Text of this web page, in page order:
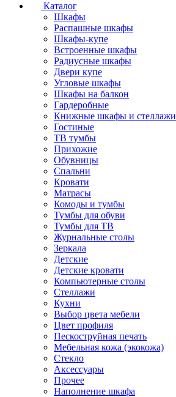
Каталог
Шкафы
Распашные шкафы
Шкафы-купе
Встроенные шкафы
Радиусные шкафы
Двери купе
Угловые шкафы
Шкафы на балкон
Гардеробные
Книжные шкафы и стеллажи
Гостиные
ТВ тумбы
Прихожие
Обувницы
Спальни
Кровати
Матрасы
Комоды и тумбы
Тумбы для обуви
Тумбы для ТВ
Журнальные столы
Зеркала
Детские
Детские кровати
Компьютерные столы
Стеллажи
Кухни
Выбор цвета мебели
Цвет профиля
Пескоструйная печать
Мебельная кожа (экокожа)
Стекло
Аксессуары
Прочее
Наполнение шкафа